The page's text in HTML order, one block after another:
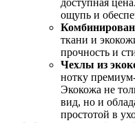
доступная
ощупь и
ткани и
прочность и
Чехлы из
нотку
Экокожа не
вид, но и
простотой в